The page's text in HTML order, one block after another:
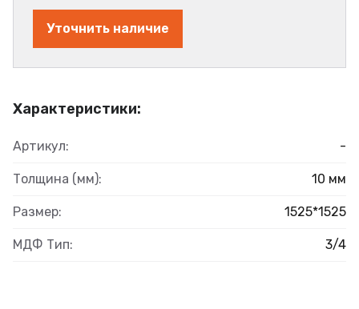
Характеристики:
Артикул: -
Толщина (мм): 10 мм
Размер: 1525*1525
МДФ Тип: 3/4
Уточнить наличие